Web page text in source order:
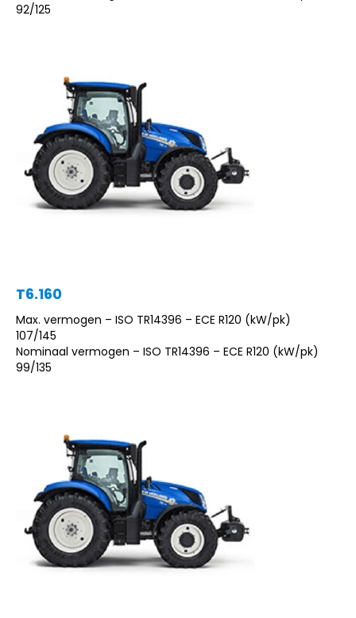
92/125
T6.160
Max. vermogen – ISO TR14396 – ECE R120 (kW/pk)
107/145
Nominaal vermogen – ISO TR14396 – ECE R120 (kW/pk)
99/135